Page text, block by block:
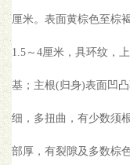
厘米。表面黄棕色至棕
1.5～4厘米，具环纹，
基；主根(归身)表面凹
细，多扭曲，有少数须
部厚，有裂隙及多数棕